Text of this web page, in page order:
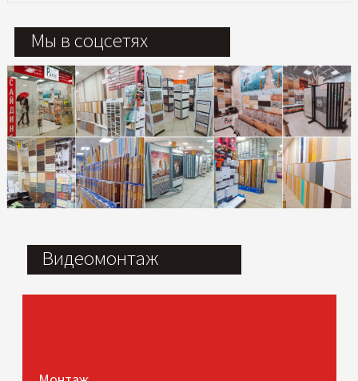
Мы в соцсетях
Видеомонтаж